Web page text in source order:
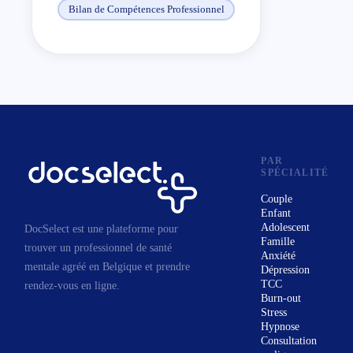
vous traversez :
Un flou professionnel :
Réorienter votre carrière ou
préparer sereinement votre
retour au travail après un arrêt ;
Un manque d'élan : Retrouver
de l'affirmation de soi et du sens
Bilan de Compétences Professionnel
DocSelect est une plateforme pour
trouver un professionnel de santé
mentale agréé en Belgique et prendre
rendez-vous en ligne.
PAR
SPÉCIALITÉ
Couple
Enfant
Adolescent
Famille
Anxiété
Dépression
TCC
Burn-out
Stress
Hypnose
Consultation